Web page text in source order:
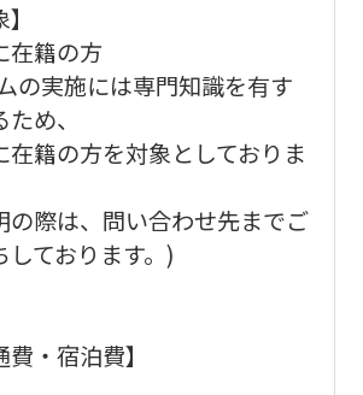
在籍の方
の実施には専門知識を有す
め、
在籍の方を対象としておりま
の際は、問い合わせ先までご
ております。)
費・宿泊費】